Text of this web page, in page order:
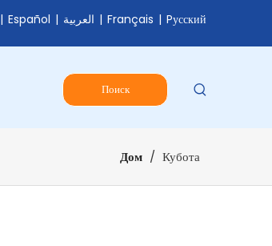
| Español | العربية | Français | Pусский
Поиск
Дом / Кубота